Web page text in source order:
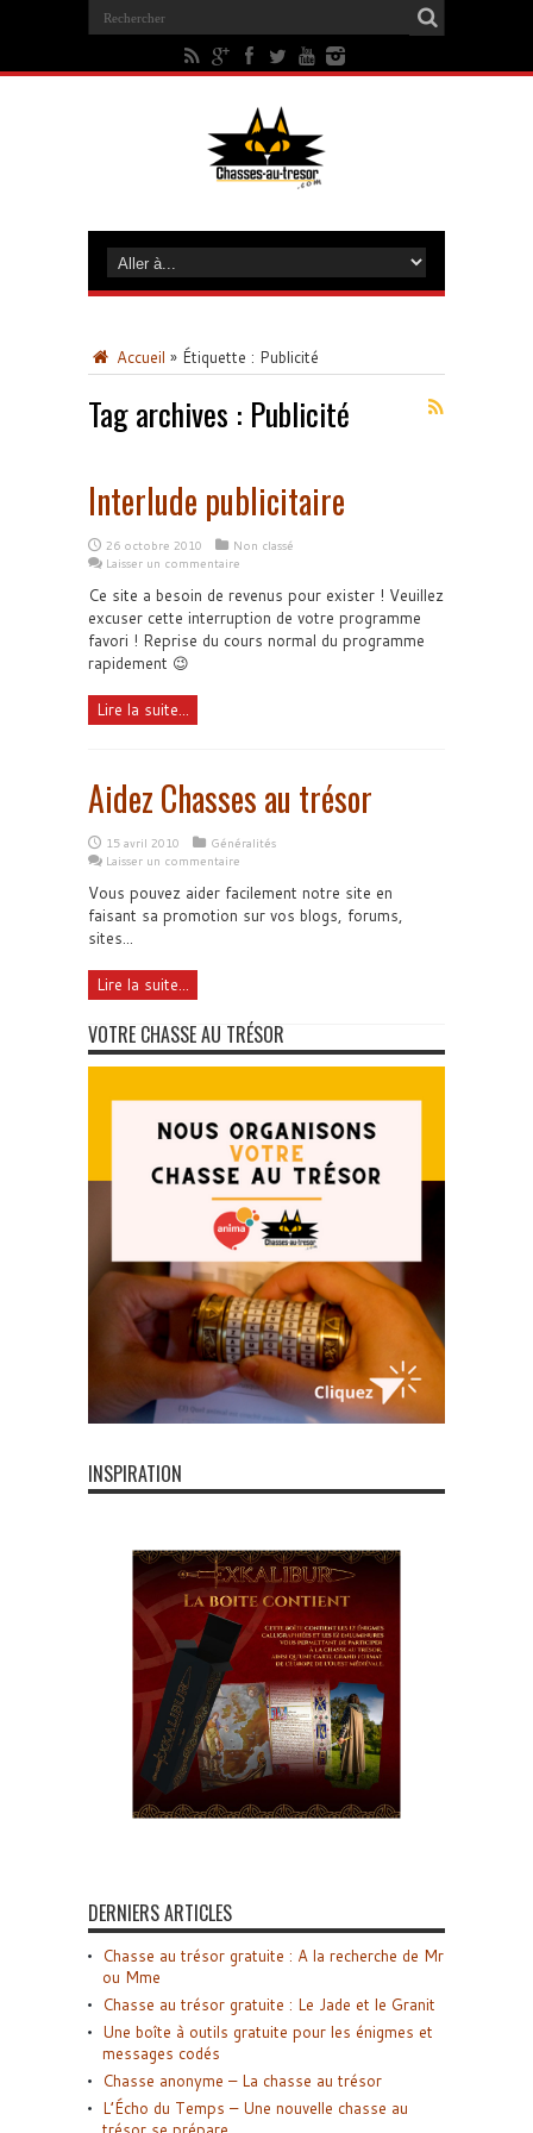
Accueil » Étiquette : Publicité
Tag archives : Publicité
Interlude publicitaire
26 octobre 2010
Non classé
Laisser un commentaire
Ce site a besoin de revenus pour exister ! Veuillez
excuser cette interruption de votre programme
favori ! Reprise du cours normal du programme
rapidement 😉
Lire la suite...
Aidez Chasses au trésor
15 avril 2010
Généralités
Laisser un commentaire
Vous pouvez aider facilement notre site en
faisant sa promotion sur vos blogs, forums,
sites...
Lire la suite...
VOTRE CHASSE AU TRÉSOR
INSPIRATION
DERNIERS ARTICLES
Chasse au trésor gratuite : A la recherche de Mr
ou Mme
Chasse au trésor gratuite : Le Jade et le Granit
Une boîte à outils gratuite pour les énigmes et
messages codés
Chasse anonyme – La chasse au trésor
L’Écho du Temps – Une nouvelle chasse au